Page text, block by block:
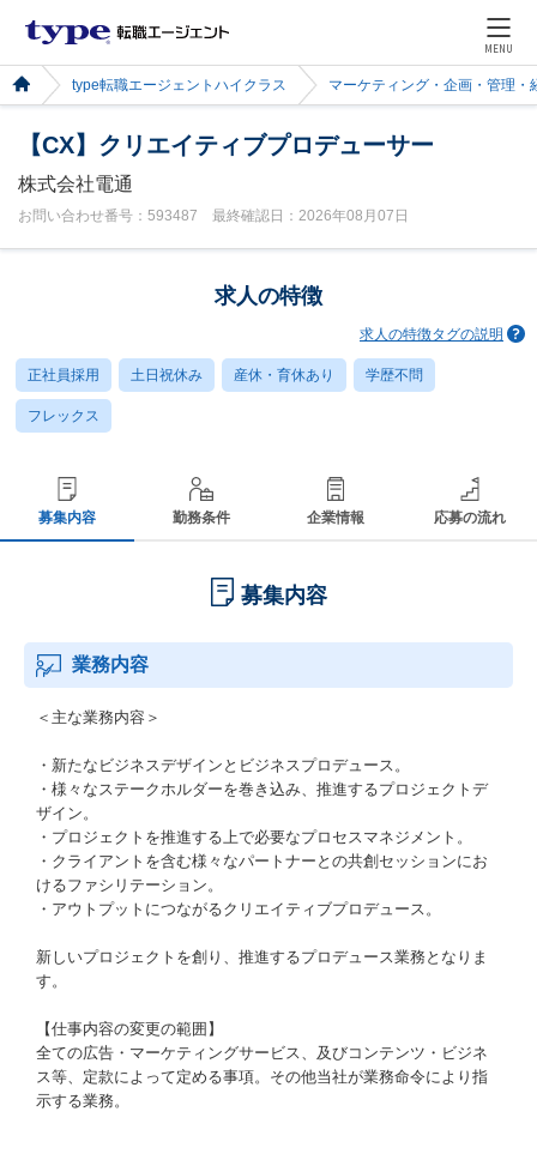
MENU
type転職エージェントハイクラス マーケティング・企画・管理・
【CX】クリエイティブプロデューサー
株式会社電通
お問い合わせ番号：593487 最終確認日：2026年08月07日
求人の特徴
求人の特徴タグの説明
正社員採用 土日祝休み 産休・育休あり 学歴不問
フレックス
募集内容 勤務条件 企業情報 応募の流れ
募集内容
業務内容
＜主な業務内容＞
・新たなビジネスデザインとビジネスプロデュース。
・様々なステークホルダーを巻き込み、推進するプロジェクトデ
ザイン。
・プロジェクトを推進する上で必要なプロセスマネジメント。
・クライアントを含む様々なパートナーとの共創セッションにお
けるファシリテーション。
・アウトプットにつながるクリエイティブプロデュース。
新しいプロジェクトを創り、推進するプロデュース業務となりま
す。
【仕事内容の変更の範囲】
全ての広告・マーケティングサービス、及びコンテンツ・ビジネ
ス等、定款によって定める事項。その他当社が業務命令により指
示する業務。